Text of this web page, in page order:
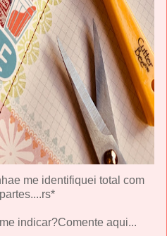
me identifiquei total com
indicar?Comente aqui...